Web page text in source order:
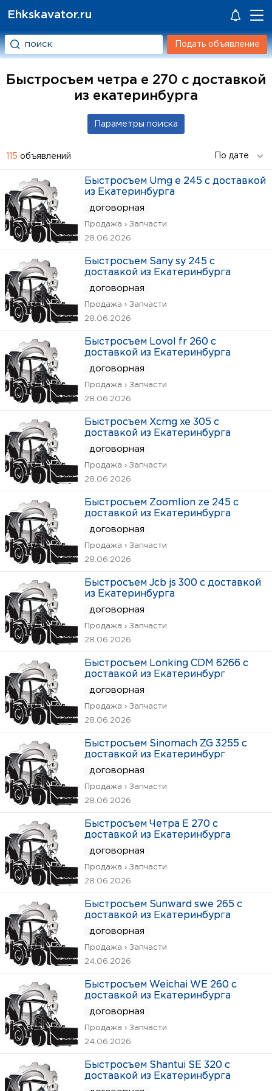
Ehkskavator.ru
Подать объявление
Быстросъем четра е 270 с доставкой
из екатеринбурга
115 объявлений
Быстросъем Umg e 245 с доставкой
из Екатеринбурга
договорная
Продажа › Запчасти
28.06.2026
Быстросъем Sany sy 245 с
доставкой из Екатеринбурга
договорная
Продажа › Запчасти
28.06.2026
Быстросъем Lovol fr 260 с
доставкой из Екатеринбурга
договорная
Продажа › Запчасти
28.06.2026
Быстросъем Xcmg xe 305 с
доставкой из Екатеринбурга
договорная
Продажа › Запчасти
28.06.2026
Быстросъем Zoomlion ze 245 с
доставкой из Екатеринбурга
договорная
Продажа › Запчасти
28.06.2026
Быстросъем Jcb js 300 с доставкой
из Екатеринбурга
договорная
Продажа › Запчасти
28.06.2026
Быстросъем Lonking CDM 6266 с
доставкой из Екатеринбург
договорная
Продажа › Запчасти
28.06.2026
Быстросъем Sinomach ZG 3255 с
доставкой из Екатеринбург
договорная
Продажа › Запчасти
28.06.2026
Быстросъем Четра Е 270 с
доставкой из Екатеринбурга
договорная
Продажа › Запчасти
28.06.2026
Быстросъем Sunward swe 265 с
доставкой из Екатеринбурга
договорная
Продажа › Запчасти
24.06.2026
Быстросъем Weichai WE 260 с
доставкой из Екатеринбурга
договорная
Продажа › Запчасти
24.06.2026
Быстросъем Shantui SE 320 с
доставкой из Екатеринбурга